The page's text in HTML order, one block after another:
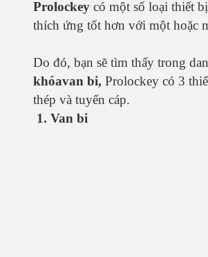
Prolockey có một số loại thiết
thích ứng tốt hơn với một hoặc
Do đó, bạn sẽ tìm thấy trong
khóavan bi, Prolockey có 3
thép và tuyến cáp.
1. Van bi